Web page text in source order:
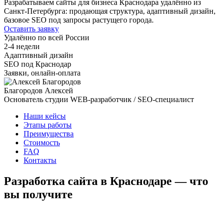
Разрабатываем сайты для бизнеса Краснодара удалённо из
Санкт-Петербурга: продающая структура, адаптивный дизайн,
базовое SEO под запросы растущего города.
Оставить заявку
Удалённо по всей России
2-4 недели
Адаптивный дизайн
SEO под Краснодар
Заявки, онлайн-оплата
Благородов Алексей
Основатель студии WEB-разработчик / SEO-специалист
Наши кейсы
Этапы работы
Преимущества
Стоимость
FAQ
Контакты
Разработка сайта в Краснодаре — что
вы получите